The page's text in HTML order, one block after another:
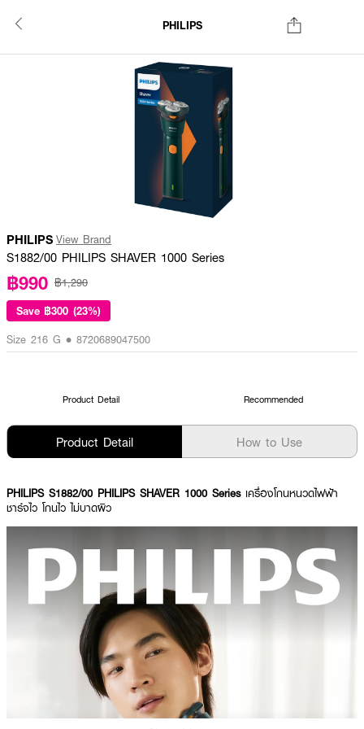
PHILIPS
PHILIPS View Brand
S1882/00 PHILIPS SHAVER 1000 Series
฿990 ฿1,290
Save ฿300 (23%)
Size 216 G • 8720689047500
Product Detail Recommended
Product Detail How to Use
PHILIPS S1882/00 PHILIPS SHAVER 1000 Series เครื่องโกนหนวดไฟฟ้า
ชาร์จไว โกนไว ไม่บาดผิว